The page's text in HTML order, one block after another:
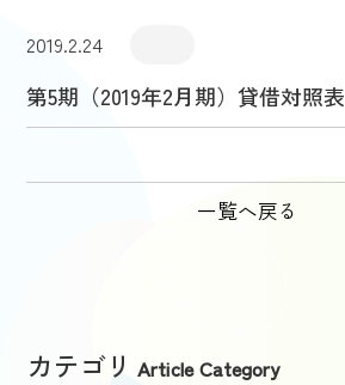
2019.2.24
第5期（2019年2月期）貸借対照表
一覧へ戻る
カテゴリ Article Category